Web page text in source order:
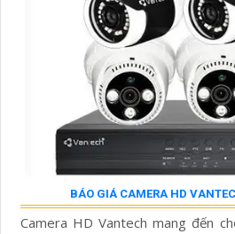
BÁO GIÁ CAMERA HD
Camera HD Vantech mang đến